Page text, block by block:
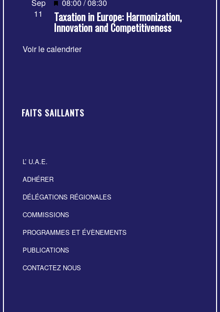
Sep
11
en
avant
08:00 /08:30
Taxation in Europe: Harmonization,
Innovation and Competitiveness
Voir le calendrier
FAITS SAILLANTS
L’ U.A.E.
ADHÉRER
DÉLÉGATIONS RÉGIONALES
COMMISSIONS
PROGRAMMES ET ÉVÈNEMENTS
PUBLICATIONS
CONTACTEZ NOUS